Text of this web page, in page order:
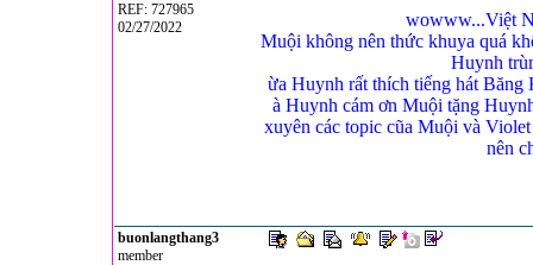
REF: 727965
02/27/2022
wowww...Việt
Muội không nên thức khuya quá
Huynh
ừa Huynh rất thích tiếng hát
à Huynh cám ơn Muội tặng
xuyên các topic cũa Muội và
nên
buonlangthang3
member